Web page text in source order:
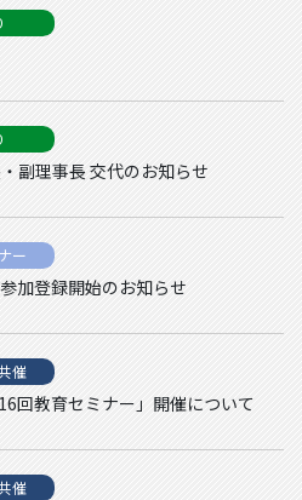
副理事長 交代のお知らせ
ー
加登録開始のお知らせ
催
回教育セミナー」開催について
催